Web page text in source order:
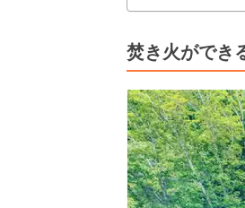
焚き火ができ